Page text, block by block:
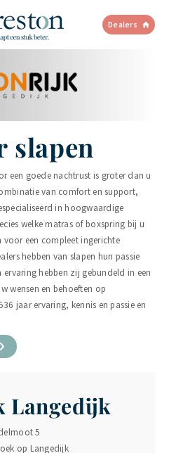
Dealers
slapen
een goede nachtrust is groter dan u
van comfort en support,
in hoogwaardige
welke matras of boxspring bij u
een compleet ingerichte
hebben van slapen hun passie
ervaring hebben zij gebundeld in een
wensen en behoeften op
jaar ervaring, kennis en passie en
Langedijk
5
op Langedijk